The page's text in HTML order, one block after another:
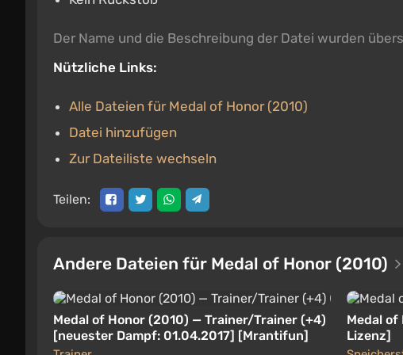
Der Name und die Beschreibung der Datei wurden
Nützliche Links:
Alle Dateien für Medal of Honor (2010)
Datei hinzufügen
Zur Dateiliste wechseln
Teilen:
Andere Dateien für Medal of Honor (2010)
Medal of Honor (2010) — Trainer/Trainer (+4)
[neuester Dampf: 01.04.2017] [Mrantifun]
Medal
Lizenz]